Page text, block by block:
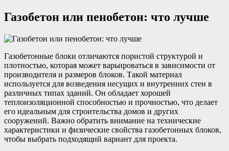
Газобетон или пенобетон: что лучше
Газобетонные блоки отличаются пористой структурой и
плотностью, которая может варьироваться в зависимости от
производителя и размеров блоков. Такой материал
используется для возведения несущих и внутренних стен в
различных типах зданий. Он обладает хорошей
теплоизоляционной способностью и прочностью, что делает
его идеальным для строительства домов и других
сооружений. Важно обратить внимание на технические
характеристики и физические свойства газобетонных блоков,
чтобы выбрать подходящий вариант для проекта.